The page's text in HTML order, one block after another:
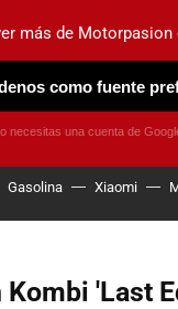
ELÉCTRICOS
Gasolina Xiaomi
'Last
más de Motorpasion
como fuente
necesitas una cuenta de